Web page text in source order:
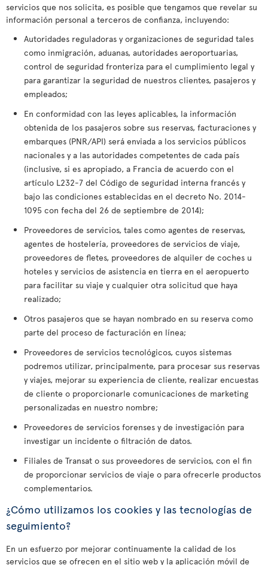
servicios que nos solicita, es posible que tengamos que revelar su
información personal a terceros de confianza, incluyendo:
Autoridades reguladoras y organizaciones de seguridad tales
como inmigración, aduanas, autoridades aeroportuarias,
control de seguridad fronteriza para el cumplimiento legal y
para garantizar la seguridad de nuestros clientes, pasajeros y
empleados;
En conformidad con las leyes aplicables, la información
obtenida de los pasajeros sobre sus reservas, facturaciones y
embarques (PNR/API) será enviada a los servicios públicos
nacionales y a las autoridades competentes de cada país
(inclusive, si es apropiado, a Francia de acuerdo con el
artículo L232-7 del Código de seguridad interna francés y
bajo las condiciones establecidas en el decreto No. 2014-
1095 con fecha del 26 de septiembre de 2014);
Proveedores de servicios, tales como agentes de reservas,
agentes de hostelería, proveedores de servicios de viaje,
proveedores de fletes, proveedores de alquiler de coches u
hoteles y servicios de asistencia en tierra en el aeropuerto
para facilitar su viaje y cualquier otra solicitud que haya
realizado;
Otros pasajeros que se hayan nombrado en su reserva como
parte del proceso de facturación en línea;
Proveedores de servicios tecnológicos, cuyos sistemas
podremos utilizar, principalmente, para procesar sus reservas
y viajes, mejorar su experiencia de cliente, realizar encuestas
de cliente o proporcionarle comunicaciones de marketing
personalizadas en nuestro nombre;
Proveedores de servicios forenses y de investigación para
investigar un incidente o filtración de datos.
Filiales de Transat o sus proveedores de servicios, con el fin
de proporcionar servicios de viaje o para ofrecerle productos
complementarios.
¿Cómo utilizamos los cookies y las tecnologías de
seguimiento?
En un esfuerzo por mejorar continuamente la calidad de los
servicios que se ofrecen en el sitio web y la aplicación móvil de